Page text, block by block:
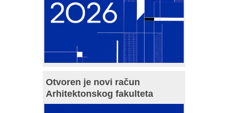
Otvoren je novi račun
Arhitektonskog fakulteta